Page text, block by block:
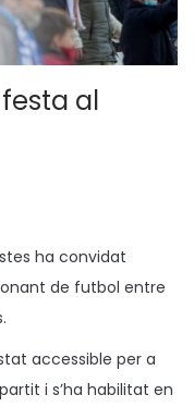
al
ha convidat
de futbol entre
accessible per a
i s’ha habilitat en